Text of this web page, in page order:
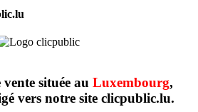
située au Luxembourg,
vers notre site clicpublic.lu.